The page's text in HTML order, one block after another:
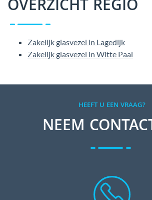
OVERZICHT REGIO
Zakelijk glasvezel in Lagedijk
Zakelijk glasvezel in Witte Paal
HEEFT U EEN VRAAG?
NEEM